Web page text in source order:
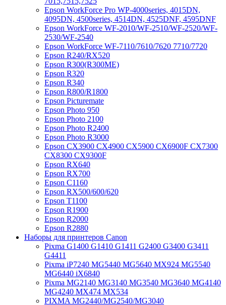
Epson WorkForce Pro WP-4000series, 4015DN,
4095DN, 4500series, 4514DN, 4525DNF, 4595DNF
Epson WorkForce WF-2010/WF-2510/WF-2520/WF-
2530/WF-2540
Epson WorkForce WF-7110/7610/7620 7710/7720
Epson R240/RX520
Epson R300(R300ME)
Epson R320
Epson R340
Epson R800/R1800
Epson Picturemate
Epson Photo 950
Epson Photo 2100
Epson Photo R2400
Epson Photo R3000
Epson CX3900 CX4900 CX5900 CX6900F CX7300
CX8300 CX9300F
Epson RX640
Epson RX700
Epson C1160
Epson RX500/600/620
Epson T1100
Epson R1900
Epson R2000
Epson R2880
Наборы для принтеров Canon
Pixma G1400 G1410 G1411 G2400 G3400 G3411
G4411
Pixma iP7240 MG5440 MG5640 MX924 MG5540
MG6440 iX6840
Pixma MG2140 MG3140 MG3540 MG3640 MG4140
MG4240 MX474 MX534
PIXMA MG2440/MG2540/MG3040